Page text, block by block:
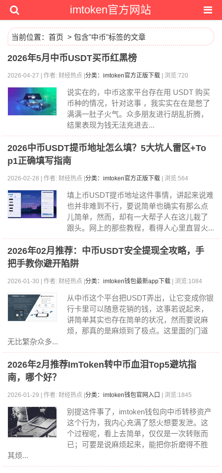
imtoken官方网站
当前位置： 首页 > 包含"中币"标签的文章
2026年5月中币USDT买币红黑榜
2026-04-27 | 作者: 财经热点 | 分类：imtoken官方正版下载 | 浏览:720
说实在的，中币这家平台存在用 USDT 购买
币种的情况，针对这事 ，我实实在在是憋了
满满一肚子火气。众多朋友进行胡乱折腾，
结果表现为钱无法充进去...
2026中币USDT提币地址怎么填？5大坑人雷区+To
p1正确填写指南
2026-02-28 | 作者: 财经热点 | 分类：imtoken官方正版下载 | 浏览:564
填上币USDT提币地址这件事情，讲起来说难
也并非难到不行，要说简单也确实有那么点
儿简单，然而，却有一大帮子人在这儿栽了
跟头。网上的那些教程，看得人心里直冒火...
2026年02月推荐：中币USDT安全提现全攻略，手
把手教你避开陷阱
2026-01-30 | 作者: 财经热点 | 分类：imtoken钱包最新app下载 | 浏览:1084
从中币这个平台把USDT弄出，让它变成你银
行卡里可以随意花销的钱，这事若说起来，
讲简单其实也存在简单的状况，然而要说麻
烦，那真的是麻烦到了极点。这里面的门道
无比繁杂众多...
2026年2月推荐ImToken转中币血泪Top5避坑指
南，哪个好？
2026-01-29 | 作者: 财经热点 | 分类：imtoken钱包官网入口 | 浏览:1845
别提这件事了，imtoken钱包向中币转移资产
这个行为，我内心充满了怒火想要发泄。这
个过程呢，看上去简单，仅仅是一次转账而
已；可要是说麻烦起来，能把你折磨得不胜
其烦...